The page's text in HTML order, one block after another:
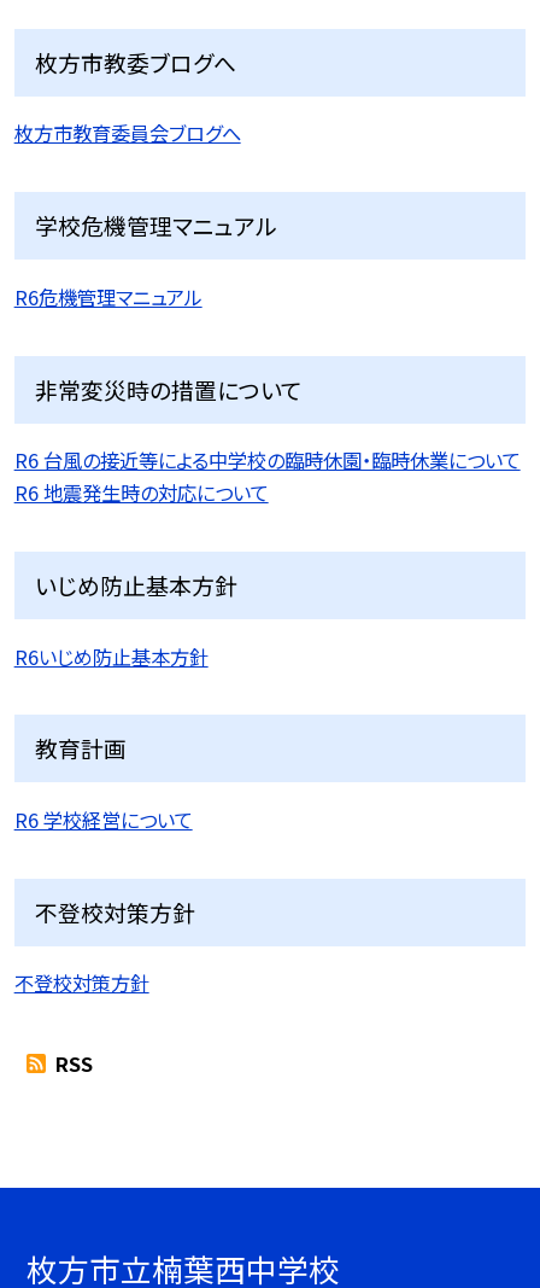
枚方市教委ブログへ
枚方市教育委員会ブログへ
学校危機管理マニュアル
R6危機管理マニュアル
非常変災時の措置について
R6 台風の接近等による中学校の臨時休園・臨時休業について
R6 地震発生時の対応について
いじめ防止基本方針
R6いじめ防止基本方針
教育計画
R6 学校経営について
不登校対策方針
不登校対策方針
RSS
枚方市立楠葉西中学校